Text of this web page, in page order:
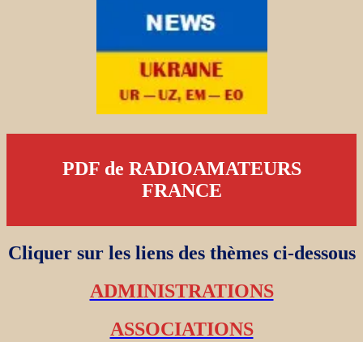
PDF de RADIOAMATEURS
FRANCE
Cliquer sur les liens des thèmes ci-dessous
ADMINISTRATIONS
ASSOCIATIONS